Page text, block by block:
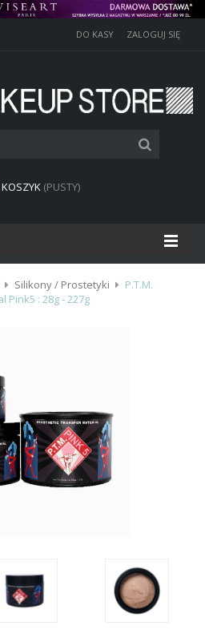
DO KASY ZALOGUJ SIĘ
KOSZYK (PUSTY)
Silikony / Prostetyki
P.T.M.
: 28g - 227g